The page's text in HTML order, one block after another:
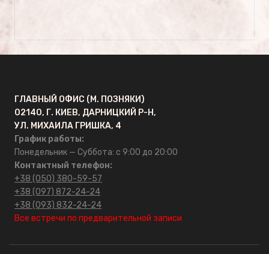
ГРАНКАРПРОМ
О компании
Отзывы
FAQ
ОПТ
Контакты
ГЛАВНЫЙ ОФИС (М. ПОЗНЯКИ)
02140, Г. КИЕВ, ДАРНИЦКИЙ Р-Н,
УЛ. МИХАИЛА ГРИШКА, 4
График работы:
Понедельник — Суббота: с 9:00 до 20:00
Контактный телефон:
+38 (050) 380-59-57
+38 (097) 872-24-24
+38 (093) 832-24-24
Все встречи по предварительной записи